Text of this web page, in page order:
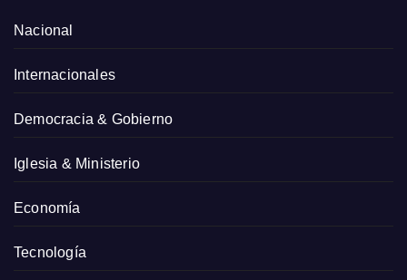
Nacional
Internacionales
Democracia & Gobierno
Iglesia & Ministerio
Economía
Tecnología